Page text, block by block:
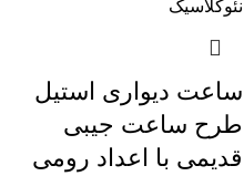
ساعت دیواری استیل
طرح ساعت جیبی
قدیمی با اعداد رومی